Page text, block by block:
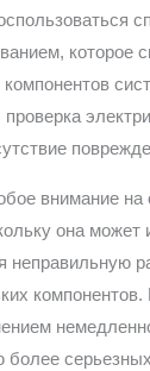
которое
внимание
она может
неправильную
компонентов.
более